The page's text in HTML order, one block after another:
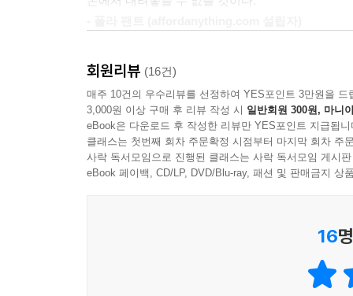
밀레니얼 세대를 중심으로 영국, 호주, 네덜란드
노동강도가 세지는 직장과, 준비 없이 은퇴한
탕진잼’이 우리 사회의 밀레니얼 세대가 선택한
파이어족으로 산다는 것은 눈앞의 행복과 만족
시장의 유혹을 이겨내고, 자신의 가치를 중심으
- 그랜트 사바티에 (『파이낸셜 프리덤』의 저자
리킨스는 자신이 파이어를 추구하며 겪은 여정
자신에게 맞는지 직접 시도해볼 수 있다. ‘파이
이야기가 당신의 마음에 들 것이다.
- 비키 로빈 (『돈 사용 설명서』 공동 저자이자
아니라는 것을 알려준다. 흥미로운 배경 설명과
회원리뷰 (16건)
매주 10건의 우수리뷰를 선정하여 YES포인트 3만원을 드
3,000원 이상 구매 후 리뷰 작성 시 일반회원 300원, 마니
eBook은 다운로드 후 작성한 리뷰만 YES포인트 지급됩니
클래스는 첫번째 회차 주문확정 시점부터 마지막 회차 주
사락 독서모임으로 진행된 클래스는 사락 독서모임 게시
eBook 페이백, CD/LP, DVD/Blu-ray, 패션 및 판매금지 상
16